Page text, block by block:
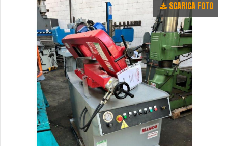
SCARICA FOTO